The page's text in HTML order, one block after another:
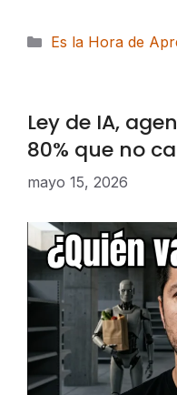
Categorías
Es la Hora de
Ley de IA,
80% que no
mayo 15, 2026